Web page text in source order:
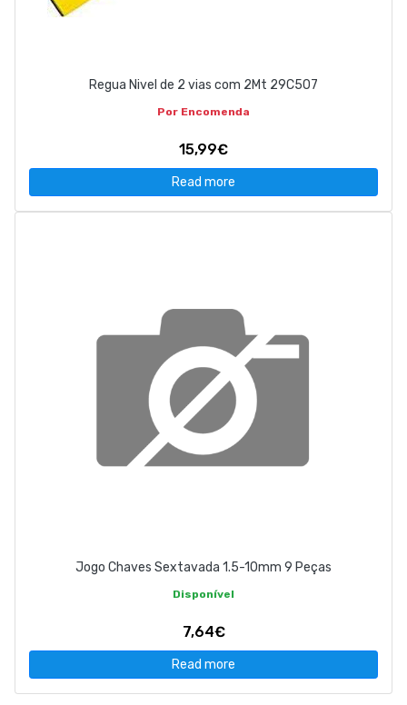
Regua Nivel de 2 vias com 2Mt 29C507
Por Encomenda
15,99€
Read more
Jogo Chaves Sextavada 1.5-10mm 9 Peças
Disponível
7,64€
Read more